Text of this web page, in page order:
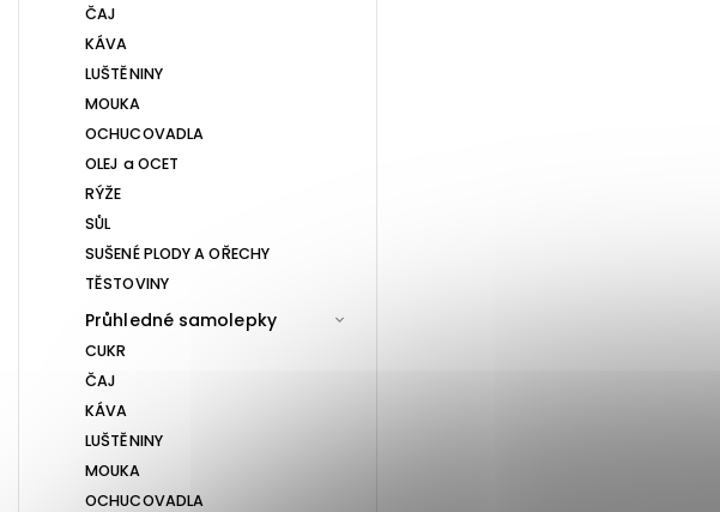
ČAJ
KÁVA
LUŠTĚNINY
MOUKA
OCHUCOVADLA
OLEJ a OCET
RÝŽE
SŮL
SUŠENÉ PLODY A OŘECHY
TĚSTOVINY
Průhledné samolepky
CUKR
ČAJ
KÁVA
LUŠTĚNINY
MOUKA
OCHUCOVADLA